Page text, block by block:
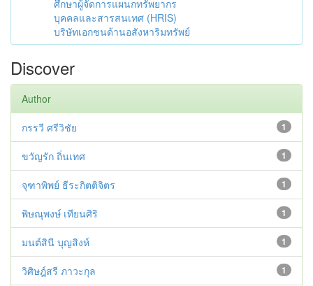
ศึกษาผู้จัดการแผนกทรัพยากร
บุคคลและสารสนเทศ (HRIS)
บริษัทเอกชนด้านอสังหาริมทรัพย์
Discover
Author
1
กรรวี ศรีวิชัย
1
ขวัญรัก ถิ่นเทศ
1
จุฑาพิพย์ ธีระกิตติจิตร
1
พิษณุพงษ์ เทียนศิริ
1
มนต์สินี บุญสิงห์
1
วิศิษฎ์สรี ภาวะกุล